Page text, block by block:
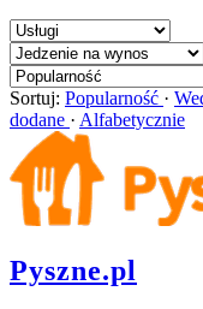
Sortuj: Popularność ·
dodane · Alfabetycznie
Pyszne.pl